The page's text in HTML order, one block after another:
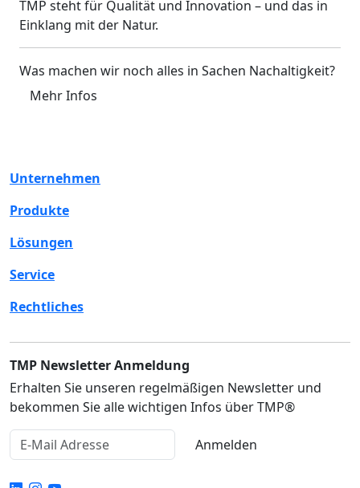
TMP steht für Qualität und Innovation – und das in
Einklang mit der Natur.
Was machen wir noch alles in Sachen Nachaltigkeit?
Mehr Infos
Unternehmen
Produkte
Lösungen
Service
Rechtliches
TMP Newsletter Anmeldung
Erhalten Sie unseren regelmäßigen Newsletter und
bekommen Sie alle wichtigen Infos über TMP®
Anmelden